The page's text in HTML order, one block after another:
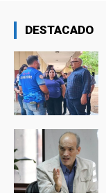
DESTACADO